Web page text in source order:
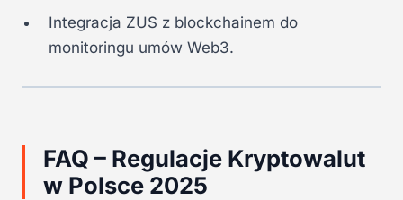
Integracja ZUS z blockchainem do
monitoringu umów Web3.
FAQ – Regulacje Kryptowalut
w Polsce 2025